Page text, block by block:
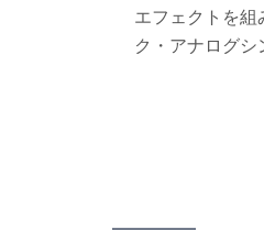
エフェクトを組
ク・アナログシ